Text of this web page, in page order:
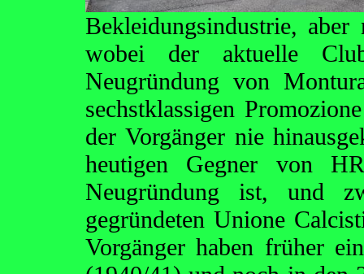
Bekleidungsindustrie,
wobei der aktuelle
Neugründung von
sechstklassigen
der Vorgänger nie
heutigen Gegner von
Neugründung ist, und
gegründeten Unione
Vorgänger haben früher